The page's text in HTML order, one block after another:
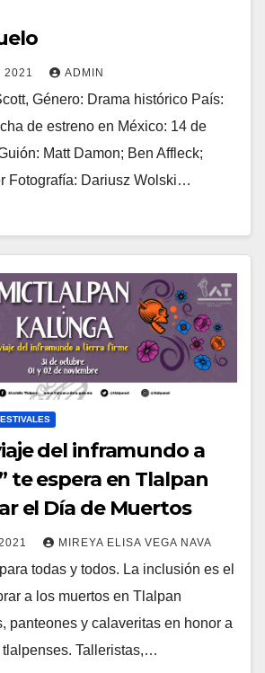
2021 ADMIN
Género: Drama histórico País:
de estreno en México: 14 de
Matt Damon; Ben Affleck;
Fotografía: Dariusz Wolski…
del inframundo a
te espera en Tlalpan
el Día de Muertos
MIREYA ELISA VEGA NAVA
todas y todos. La inclusión es el
a los muertos en Tlalpan
panteones y calaveritas en honor a
tlalpenses. Talleristas,…